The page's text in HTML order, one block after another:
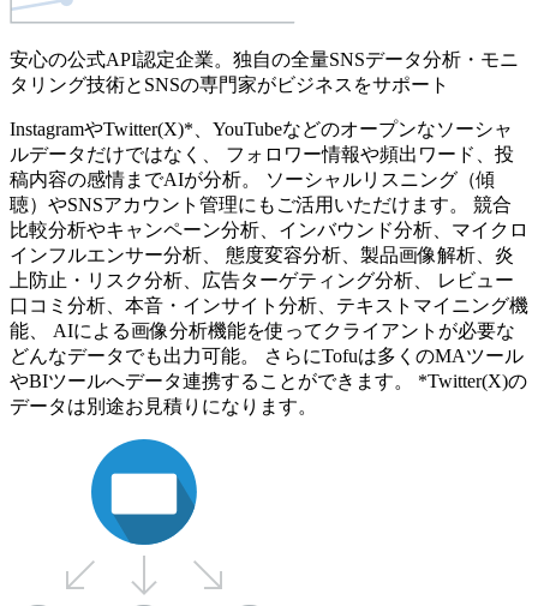
安心の公式API認定企業。独自の全量SNSデータ分析・モニ
タリング技術とSNSの専門家がビジネスをサポート
InstagramやTwitter(X)*、YouTubeなどのオープンなソーシャ
ルデータだけではなく、 フォロワー情報や頻出ワード、投
稿内容の感情までAIが分析。 ソーシャルリスニング（傾
聴）やSNSアカウント管理にもご活用いただけます。 競合
比較分析やキャンペーン分析、インバウンド分析、マイクロ
インフルエンサー分析、 態度変容分析、製品画像解析、炎
上防止・リスク分析、広告ターゲティング分析、 レビュー
口コミ分析、本音・インサイト分析、テキストマイニング機
能、 AIによる画像分析機能を使ってクライアントが必要な
どんなデータでも出力可能。 さらにTofuは多くのMAツール
やBIツールへデータ連携することができます。 *Twitter(X)の
データは別途お見積りになります。